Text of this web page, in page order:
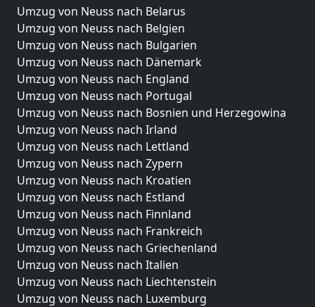
Umzug von Neuss nach Belarus
Umzug von Neuss nach Belgien
Umzug von Neuss nach Bulgarien
Umzug von Neuss nach Dänemark
Umzug von Neuss nach England
Umzug von Neuss nach Portugal
Umzug von Neuss nach Bosnien und Herzegowina
Umzug von Neuss nach Irland
Umzug von Neuss nach Lettland
Umzug von Neuss nach Zypern
Umzug von Neuss nach Kroatien
Umzug von Neuss nach Estland
Umzug von Neuss nach Finnland
Umzug von Neuss nach Frankreich
Umzug von Neuss nach Griechenland
Umzug von Neuss nach Italien
Umzug von Neuss nach Liechtenstein
Umzug von Neuss nach Luxemburg